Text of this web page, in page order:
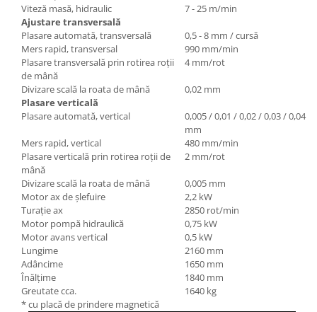
Viteză masă, hidraulic
7 - 25 m/min
Ajustare transversală
Plasare automată, transversală
0,5 - 8 mm / cursă
Mers rapid, transversal
990 mm/min
Plasare transversală prin rotirea roţii
de mână
4 mm/rot
Divizare scală la roata de mână
0,02 mm
Plasare verticală
Plasare automată, vertical
0,005 / 0,01 / 0,02 / 0,03 / 0,04 /
mm
Mers rapid, vertical
480 mm/min
Plasare verticală prin rotirea roţii de
mână
2 mm/rot
Divizare scală la roata de mână
0,005 mm
Motor ax de şlefuire
2,2 kW
Turaţie ax
2850 rot/min
Motor pompă hidraulică
0,75 kW
Motor avans vertical
0,5 kW
Lungime
2160 mm
Adâncime
1650 mm
Înălţime
1840 mm
Greutate cca.
1640 kg
* cu placă de prindere magnetică